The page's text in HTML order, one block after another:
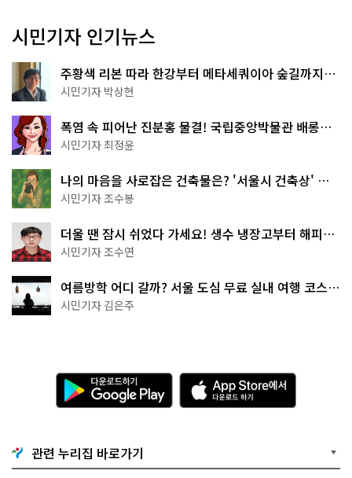
시민기자 인기뉴스
주황색 리본 따라 한강부터 메타세쿼이아 숲길까지…
서울둘레길 15코스
시민기자 박상현
폭염 속 피어난 진분홍 물결! 국립중앙박물관 배롱나
무 명소
시민기자 최정윤
나의 마음을 사로잡은 건축물은? '서울시 건축상' 수
상작 공개!
시민기자 조수봉
더울 땐 잠시 쉬었다 가세요! 생수 냉장고부터 해피소
·무더위쉼터까지
시민기자 조수연
여름방학 어디 갈까? 서울 도심 무료 실내 여행 코스
추천
시민기자 김은주
다
운
로
기
G
o
A
p
p
e
관련 누리집 바로가기